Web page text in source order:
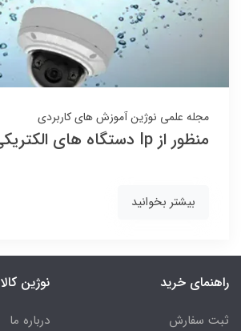
مجله علمی نوژینآموزش های کاربردی
منظور از Ip دستگاه های الکتریکی چیست؟
بیشتر بخوانید
راهنمای خرید
ثبت سفارش
نوژین کالا
درباره ما